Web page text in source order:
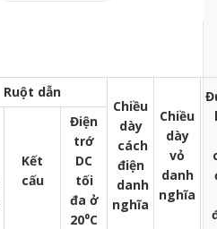
Ruột dẫn
Chiều
dày
cách
điện
danh
nghĩa
Chiều
dày
vỏ
danh
nghĩa
Kết
cấu
Điện
trớ
DC
tối
đa ở
20⁰C